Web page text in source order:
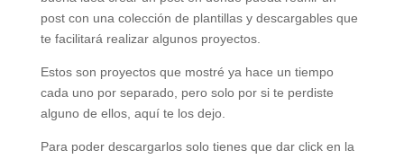
post con una colección de plantillas y descargables que
te facilitará realizar algunos proyectos.
Estos son proyectos que mostré ya hace un tiempo
cada uno por separado, pero solo por si te perdiste
alguno de ellos, aquí te los dejo.
Para poder descargarlos solo tienes que dar click en la